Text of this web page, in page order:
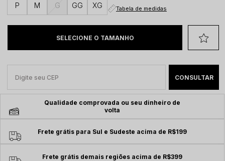
P M G GG XG Tabela de medidas
Qualidade comprovada ou seu dinheiro de
volta
Frete grátis para Sul e Sudeste acima de R$199
Frete grátis demais regiões acima de R$399